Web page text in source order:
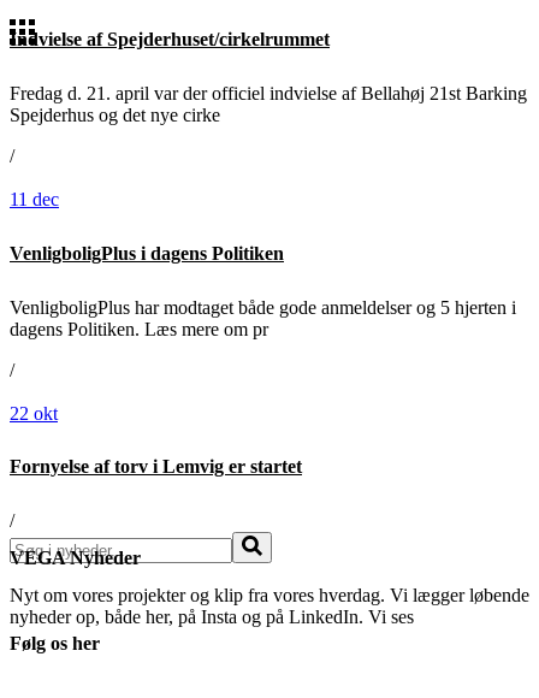
Indvielse af Spejderhuset/cirkelrummet
Fredag d. 21. april var der officiel indvielse af Bellahøj 21st Barking
Spejderhus og det nye cirke
/
11 dec
VenligboligPlus i dagens Politiken
VenligboligPlus har modtaget både gode anmeldelser og 5 hjerten i
dagens Politiken. Læs mere om pr
/
22 okt
Fornyelse af torv i Lemvig er startet
/
Søg
VEGA Nyheder
Nyt om vores projekter og klip fra vores hverdag. Vi lægger løbende
nyheder op, både her, på Insta og på LinkedIn. Vi ses
Følg os her